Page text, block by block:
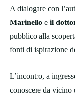
A dialogare con
Marinello e il
pubblico alla
fonti di ispirazione
L’incontro, a
conoscere da vicino